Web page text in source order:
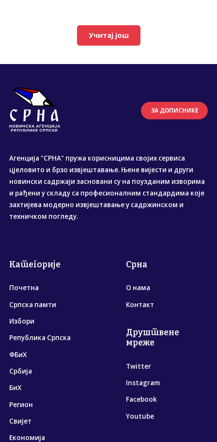
Учитај још
ЗА ДОПИСНИКЕ
Агенција "СРНА" пружа корисницима својих сервиса
цјеловито и брзо извјештавање. Њене вијести и други
новински садржаји засновани су на поузданим изворима
и рађени у складу са професионалним стандардима које
захтијева модерно извјештавање у садржинском и
техничком погледу.
Категорије
Почетна
Српска памти
Избори
Република Српска
ФБиХ
Србија
БиХ
Регион
Свијет
Економија
Срна
О нама
Контакт
Друштвене
мреже
Twitter
Instagram
Facebook
Youtube